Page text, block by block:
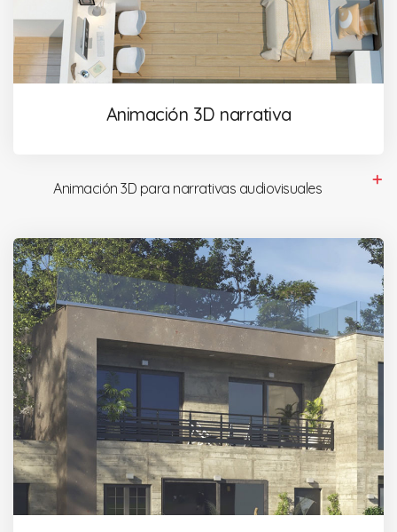
Animación 3D narrativa
Animación 3D para narrativas audiovisuales